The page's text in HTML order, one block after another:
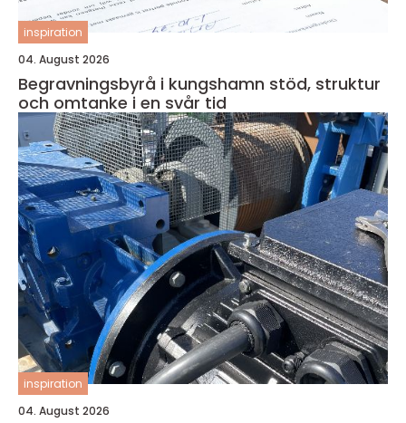
inspiration
04. August 2026
Begravningsbyrå i kungshamn stöd, struktur
och omtanke i en svår tid
inspiration
04. August 2026